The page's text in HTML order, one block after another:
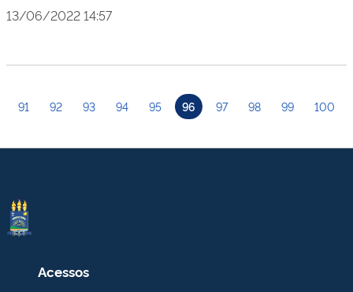
13/06/2022 14:57
91 92 93 94 95 96 97 98 99 100
Acessos